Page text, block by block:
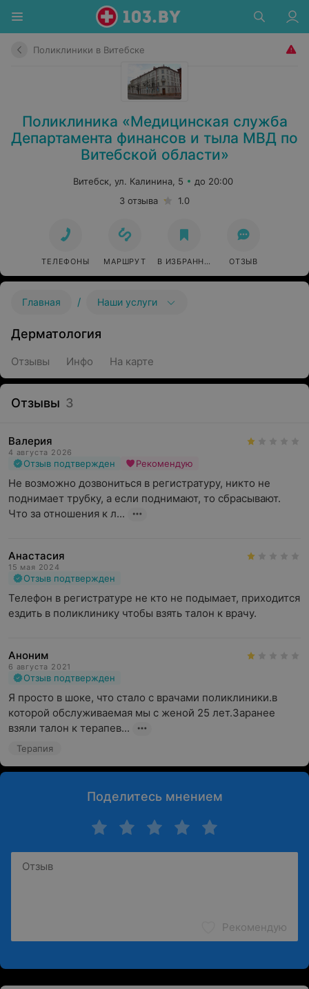
Поликлиники в Витебске
Поликлиника «Медицинская служба
Департамента финансов и тыла МВД по
Витебской области»
Витебск, ул. Калинина, 5
до 20:00
3 отзыва
1.0
ТЕЛЕФОНЫ МАРШРУТ В ИЗБРАННОЕ ОТЗЫВ
Главная / Наши услуги
Дерматология
Отзывы Инфо На карте
Отзывы 3
Валерия
4 августа 2026
Отзыв подтвержден Рекомендую
Не возможно дозвониться в регистратуру, никто не
поднимает трубку, а если поднимают, то сбрасывают.
Что за отношения к л...
Анастасия
15 мая 2024
Отзыв подтвержден
Телефон в регистратуре не кто не подымает, приходится
ездить в поликлинику чтобы взять талон к врачу.
Аноним
6 августа 2021
Отзыв подтвержден
Я просто в шоке, что стало с врачами поликлиники.в
которой обслуживаемая мы с женой 25 лет.Заранее
взяли талон к терапев...
Терапия
Поделитесь мнением
Рекомендую